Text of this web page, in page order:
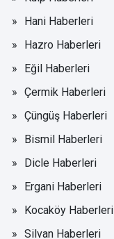
Hani Haberleri
Hazro Haberleri
Eğil Haberleri
Çermik Haberleri
Çüngüş Haberleri
Bismil Haberleri
Dicle Haberleri
Ergani Haberleri
Kocaköy Haberleri
Silvan Haberleri